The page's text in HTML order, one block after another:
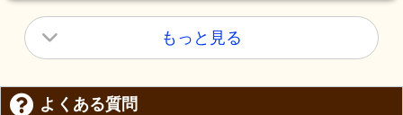
もっと見る
よくある質問